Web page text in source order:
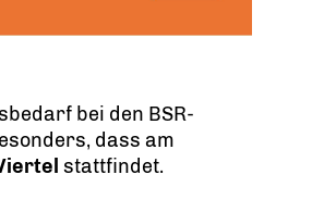
bei den BSR-
dass am
stattfindet.